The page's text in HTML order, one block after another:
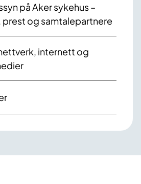
på Aker sykehus –
prest og samtalepartnere
internett og